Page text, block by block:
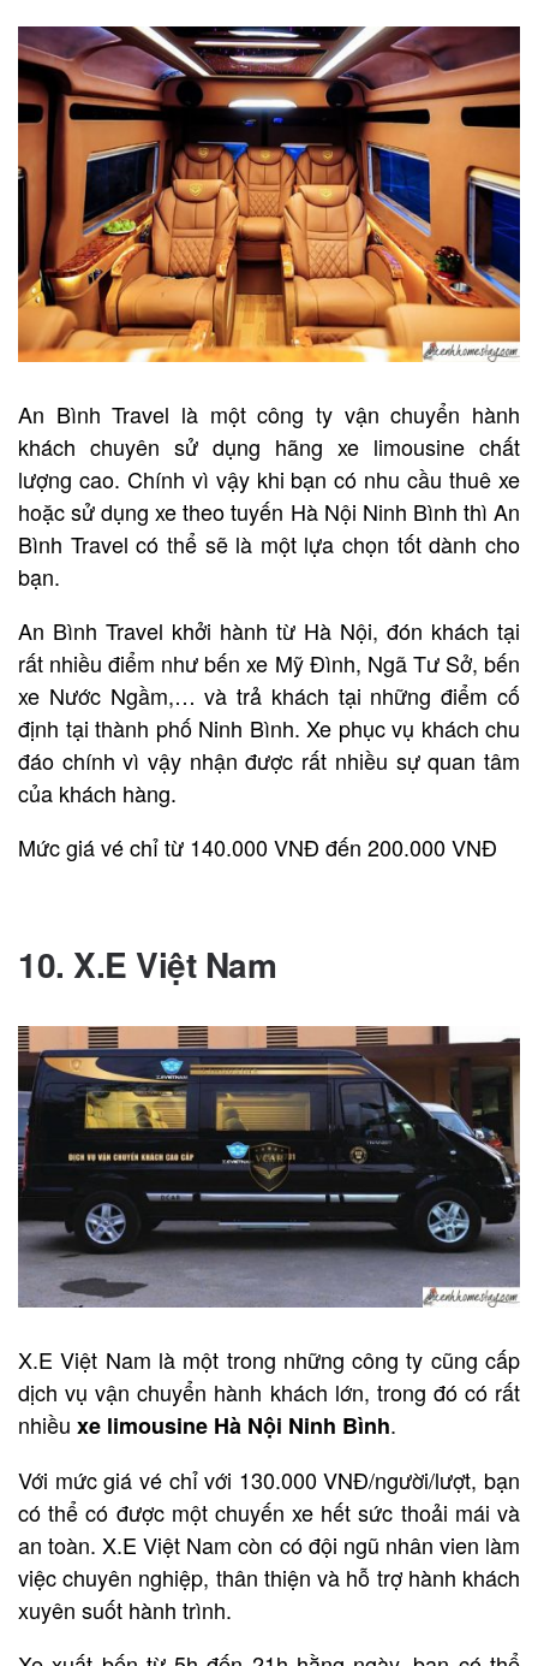
An Bình Travel là một công ty vận chuyển hành
khách chuyên sử dụng hãng xe limousine chất
lượng cao. Chính vì vậy khi bạn có nhu cầu thuê xe
hoặc sử dụng xe theo tuyến Hà Nội Ninh Bình thì An
Bình Travel có thể sẽ là một lựa chọn tốt dành cho
bạn.
An Bình Travel khởi hành từ Hà Nội, đón khách tại
rất nhiều điểm như bến xe Mỹ Đình, Ngã Tư Sở, bến
xe Nước Ngầm,… và trả khách tại những điểm cố
định tại thành phố Ninh Bình. Xe phục vụ khách chu
đáo chính vì vậy nhận được rất nhiều sự quan tâm
của khách hàng.
Mức giá vé chỉ từ 140.000 VNĐ đến 200.000 VNĐ
10. X.E Việt Nam
X.E Việt Nam là một trong những công ty cũng cấp
dịch vụ vận chuyển hành khách lớn, trong đó có rất
nhiều xe limousine Hà Nội Ninh Bình.
Với mức giá vé chỉ với 130.000 VNĐ/người/lượt, bạn
có thể có được một chuyến xe hết sức thoải mái và
an toàn. X.E Việt Nam còn có đội ngũ nhân vien làm
việc chuyên nghiệp, thân thiện và hỗ trợ hành khách
xuyên suốt hành trình.